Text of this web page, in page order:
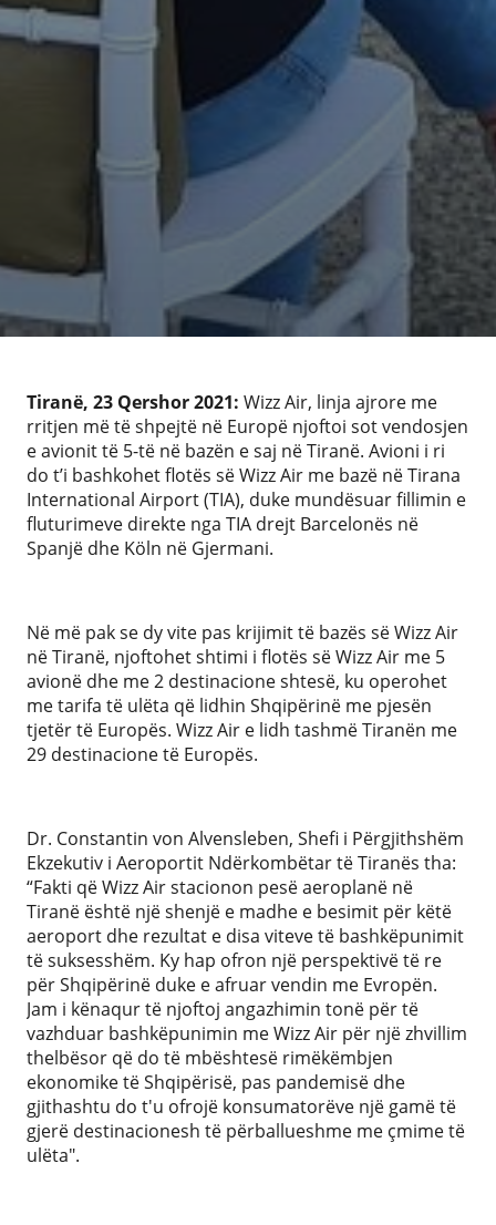
Tiranë, 23 Qershor 2021: Wizz Air, linja ajrore me
rritjen më të shpejtë në Europë njoftoi sot vendosjen
e avionit të 5-të në bazën e saj në Tiranë. Avioni i ri
do t’i bashkohet flotës së Wizz Air me bazë në Tirana
International Airport (TIA), duke mundësuar fillimin e
fluturimeve direkte nga TIA drejt Barcelonës në
Spanjë dhe Köln në Gjermani.
Në më pak se dy vite pas krijimit të bazës së Wizz Air
në Tiranë, njoftohet shtimi i flotës së Wizz Air me 5
avionë dhe me 2 destinacione shtesë, ku operohet
me tarifa të ulëta që lidhin Shqipërinë me pjesën
tjetër të Europës. Wizz Air e lidh tashmë Tiranën me
29 destinacione të Europës.
Dr. Constantin von Alvensleben, Shefi i Përgjithshëm
Ekzekutiv i Aeroportit Ndërkombëtar të Tiranës tha:
“Fakti që Wizz Air stacionon pesë aeroplanë në
Tiranë është një shenjë e madhe e besimit për këtë
aeroport dhe rezultat e disa viteve të bashkëpunimit
të suksesshëm. Ky hap ofron një perspektivë të re
për Shqipërinë duke e afruar vendin me Evropën.
Jam i kënaqur të njoftoj angazhimin tonë për të
vazhduar bashkëpunimin me Wizz Air për një zhvillim
thelbësor që do të mbështesë rimëkëmbjen
ekonomike të Shqipërisë, pas pandemisë dhe
gjithashtu do t'u ofrojë konsumatorëve një gamë të
gjerë destinacionesh të përballueshme me çmime të
ulëta".